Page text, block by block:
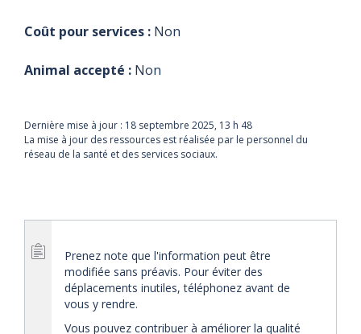
Coût pour services : Non
Animal accepté : Non
Dernière mise à jour : 18 septembre 2025, 13 h 48
La mise à jour des ressources est réalisée par le personnel du
réseau de la santé et des services sociaux.
Prenez note que l'information peut être
modifiée sans préavis. Pour éviter des
déplacements inutiles, téléphonez avant de
vous y rendre.
Vous pouvez contribuer à améliorer la qualité